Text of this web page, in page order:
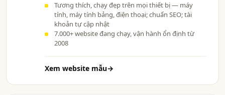
Tương thích, chạy đẹp trên mọi thiết bị — máy
tính, máy tính bảng, điện thoại; chuẩn SEO; tài
khoản tự cập nhật
7.000+ website đang chạy, vận hành ổn định từ
2008
Xem website mẫu→